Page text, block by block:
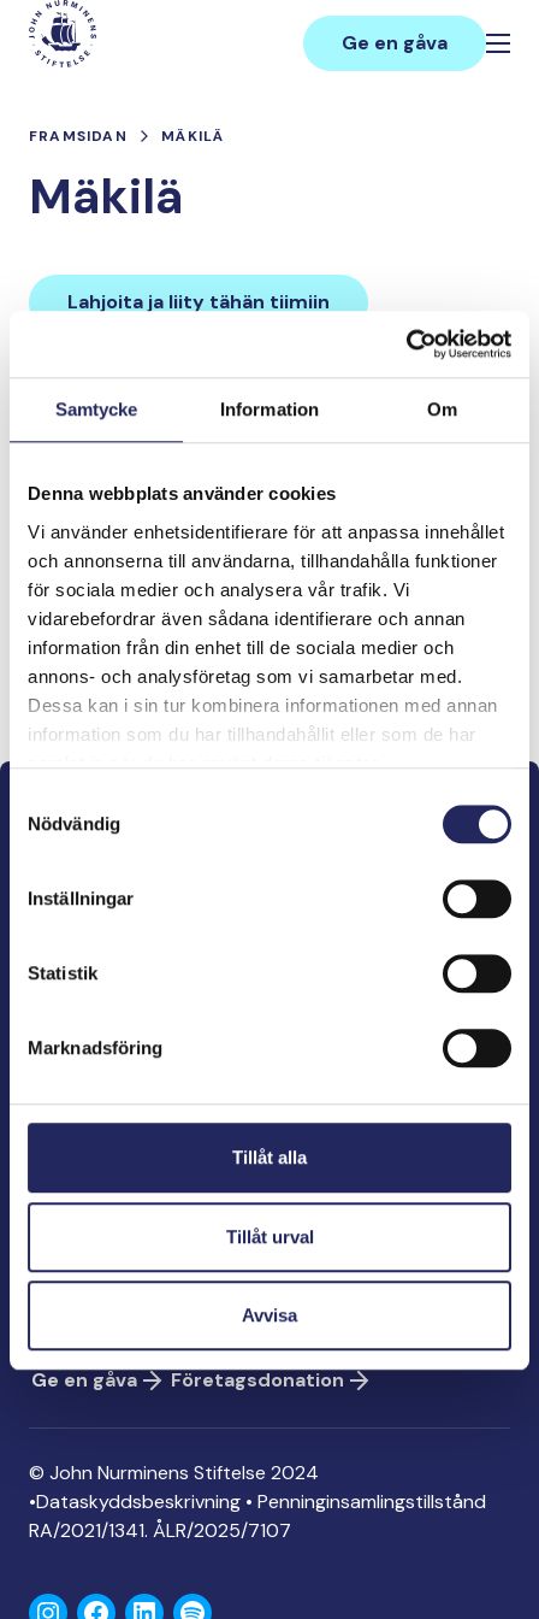
Samtycke Information Om
Denna webbplats använder cookies
Vi använder enhetsidentifierare för att anpassa innehållet
och annonserna till användarna, tillhandahålla funktioner
för sociala medier och analysera vår trafik. Vi
vidarebefordrar även sådana identifierare och annan
information från din enhet till de sociala medier och
annons- och analysföretag som vi samarbetar med.
Dessa kan i sin tur kombinera informationen med annan
information som du har tillhandahållit eller som de har
Nödvändig
Inställningar
Statistik
Marknadsföring
Tillåt alla
Tillåt urval
Avvisa
Hoppa
innehåll
Main
Ge en gåva
FRAMSIDAN MÄKILÄ
Mäkilä
Lahjoita ja liity tähän tiimiin
Tiimin lahjoitukset yhteensä:
Tiimille tehdyt
lahjoitukset
Lahjoita ja liity tähän tiimiin
kulturens väktare och utgivare av marin litteratur.
Bölegatan 2
00240 Helsingfors
Kontaktinformation
Ge en gåva
Ge en gåva
Företagsdonation
© John Nurminens Stiftelse 2024
•Dataskyddsbeskrivning • Penninginsamlingstillstånd
RA/2021/1341. ÅLR/2025/7107